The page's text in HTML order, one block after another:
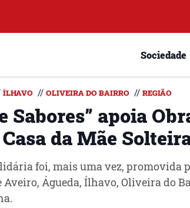
Sociedade
ÍLHAVO // OLIVEIRA DO BAIRRO // REGIÃO
Sabores” apoia
da Mãe
foi, mais uma vez, promovida
Aveiro, Águeda, Ílhavo, Oliveira do